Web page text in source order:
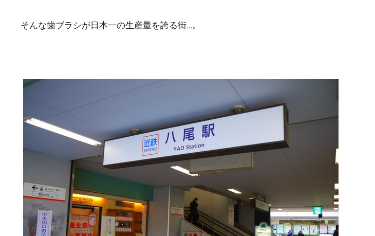
そんな歯ブラシが日本一の生産量を誇る街…。